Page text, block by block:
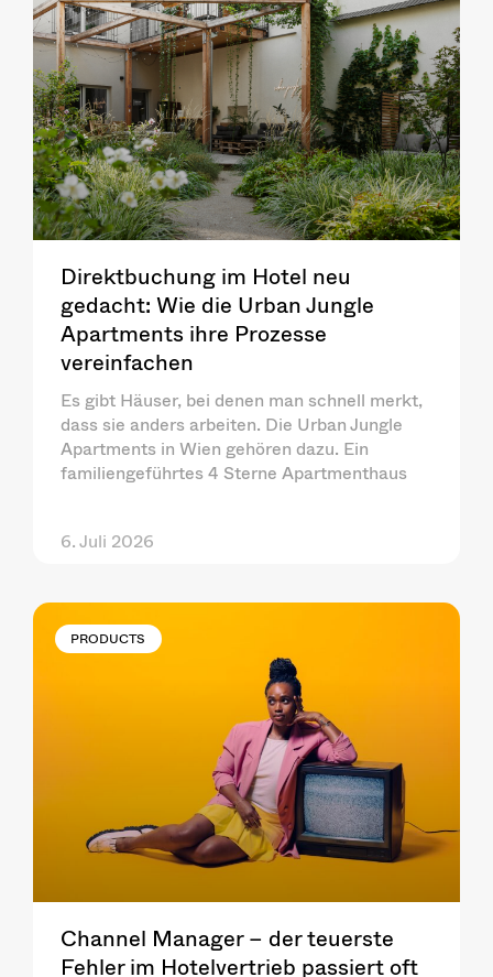
Direktbuchung im Hotel neu
gedacht: Wie die Urban Jungle
Apartments ihre Prozesse
vereinfachen
Es gibt Häuser, bei denen man schnell merkt,
dass sie anders arbeiten. Die Urban Jungle
Apartments in Wien gehören dazu. Ein
familiengeführtes 4 Sterne Apartmenthaus
6. Juli 2026
PRODUCTS
Channel Manager – der teuerste
Fehler im Hotelvertrieb passiert oft